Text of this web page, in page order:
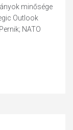
minősége
Outlook
NATO